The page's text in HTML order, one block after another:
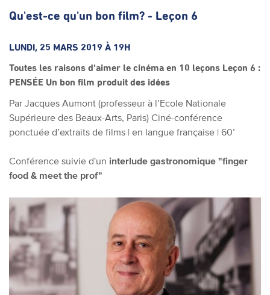
Qu'est-ce qu'un bon film? - Leçon 6
LUNDI, 25 MARS 2019 À 19H
Toutes les raisons d’aimer le cinéma en 10 leçons Leçon 6 :
PENSÉE Un bon film produit des idées
Par Jacques Aumont (professeur à l’Ecole Nationale
Supérieure des Beaux-Arts, Paris) Ciné-conférence
ponctuée d’extraits de films | en langue française | 60’
Conférence suivie d'un interlude gastronomique "finger
food & meet the prof"